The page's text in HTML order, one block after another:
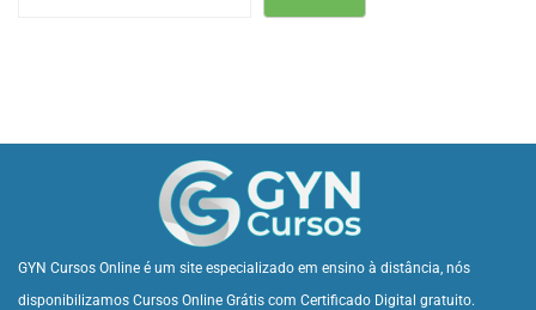
GYN Cursos Online é um site especializado em ensino à distância, nós
disponibilizamos Cursos Online Grátis com Certificado Digital gratuito.